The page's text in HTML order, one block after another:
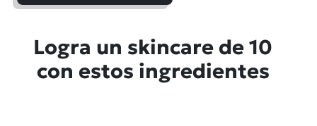
Logra un skincare de 10
con estos ingredientes